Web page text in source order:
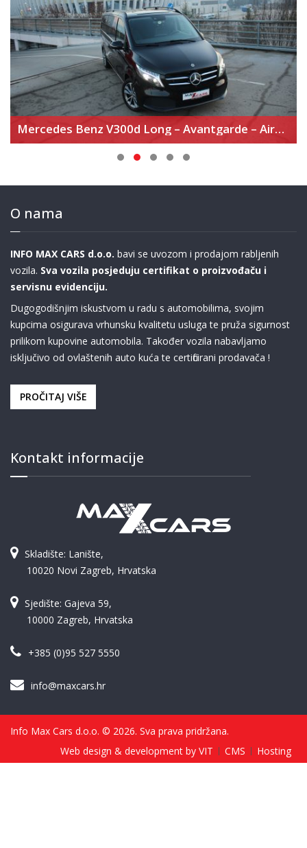
Mercedes Benz V300d Long – Avantgarde – Airmatic
O nama
INFO MAX CARS d.o.o. bavi se uvozom i prodajom rabljenih
vozila. Sva vozila posjeduju certifikat o proizvođaču i
servisnu evidenciju.
Dugogodišnjim iskustvom u radu s automobilima, svojim
kupcima osigurava vrhunsku kvalitetu usluga te pruža sigurnost
prilikom kupovine automobila. Također vozila nabavljamo
isključivo od ovlaštenih auto kuća te certificirani prodavača !
PROČITAJ VIŠE
Kontakt informacije
Skladište: Lanište,
10020 Novi Zagreb, Hrvatska
Sjedište: Gajeva 59,
10000 Zagreb, Hrvatska
+385 (0)95 527 5550
info@maxcars.hr
Info Max Cars d.o.o. © 2026. Sva prava pridržana.
Web design & development by VIT
CMS Hosting